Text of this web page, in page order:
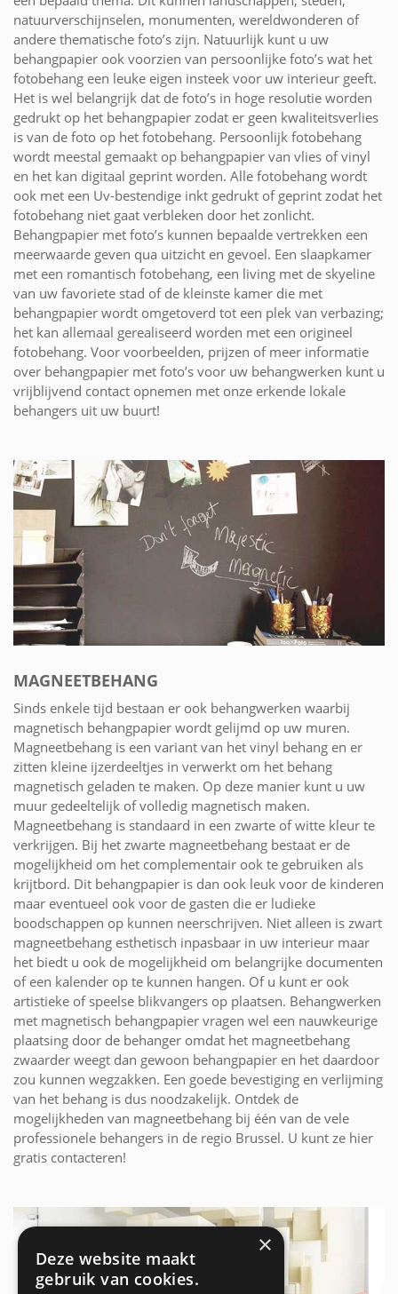
natuurverschijnselen, monumenten, wereldwonderen of
andere thematische foto’s zijn. Natuurlijk kunt u uw
behangpapier ook voorzien van persoonlijke foto’s wat het
fotobehang een leuke eigen insteek voor uw interieur geeft.
Het is wel belangrijk dat de foto’s in hoge resolutie worden
gedrukt op het behangpapier zodat er geen kwaliteitsverlies
is van de foto op het fotobehang. Persoonlijk fotobehang
wordt meestal gemaakt op behangpapier van vlies of vinyl
en het kan digitaal geprint worden. Alle fotobehang wordt
ook met een Uv-bestendige inkt gedrukt of geprint zodat het
fotobehang niet gaat verbleken door het zonlicht.
Behangpapier met foto’s kunnen bepaalde vertrekken een
meerwaarde geven qua uitzicht en gevoel. Een slaapkamer
met een romantisch fotobehang, een living met de skyeline
van uw favoriete stad of de kleinste kamer die met
behangpapier wordt omgetoverd tot een plek van verbazing;
het kan allemaal gerealiseerd worden met een origineel
fotobehang. Voor voorbeelden, prijzen of meer informatie
over behangpapier met foto’s voor uw behangwerken kunt u
vrijblijvend contact opnemen met onze erkende lokale
behangers uit uw buurt!
MAGNEETBEHANG
Sinds enkele tijd bestaan er ook behangwerken waarbij
magnetisch behangpapier wordt gelijmd op uw muren.
Magneetbehang is een variant van het vinyl behang en er
zitten kleine ijzerdeeltjes in verwerkt om het behang
magnetisch geladen te maken. Op deze manier kunt u uw
muur gedeeltelijk of volledig magnetisch maken.
Magneetbehang is standaard in een zwarte of witte kleur te
verkrijgen. Bij het zwarte magneetbehang bestaat er de
mogelijkheid om het complementair ook te gebruiken als
krijtbord. Dit behangpapier is dan ook leuk voor de kinderen
maar eventueel ook voor de gasten die er ludieke
boodschappen op kunnen neerschrijven. Niet alleen is zwart
magneetbehang esthetisch inpasbaar in uw interieur maar
het biedt u ook de mogelijkheid om belangrijke documenten
of een kalender op te kunnen hangen. Of u kunt er ook
artistieke of speelse blikvangers op plaatsen. Behangwerken
met magnetisch behangpapier vragen wel een nauwkeurige
plaatsing door de behanger omdat het magneetbehang
zwaarder weegt dan gewoon behangpapier en het daardoor
zou kunnen wegzakken. Een goede bevestiging en verlijming
van het behang is dus noodzakelijk. Ontdek de
mogelijkheden van magneetbehang bij één van de vele
professionele behangers in de regio Brussel. U kunt ze hier
gratis contacteren!
×
Deze website maakt
gebruik van cookies.